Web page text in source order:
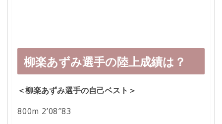
柳楽あずみ選手の陸上成績は？
＜柳楽あずみ選手の自己ベスト＞
800m 2’08″83